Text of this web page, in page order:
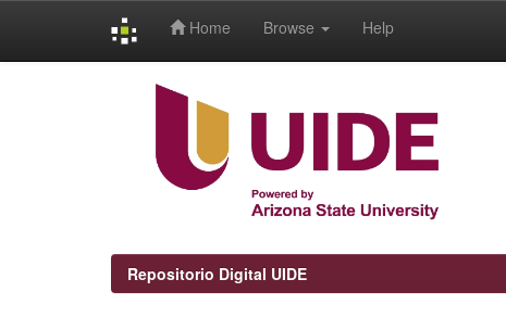
Home Browse Help
Repositorio Digital UIDE